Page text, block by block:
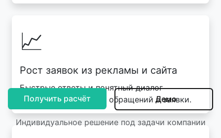
📈
Рост заявок из рекламы и сайта
Быстрые ответы и понятный диалог
повышают конверсию обращений в заявки.
Получить расчёт Демо
Индивидуальное решение под задачи компании